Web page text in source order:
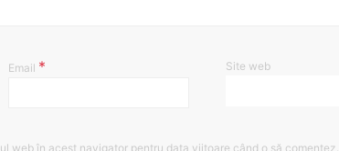
Email * Site web
web în acest navigator pentru data viitoare când o să comentez.